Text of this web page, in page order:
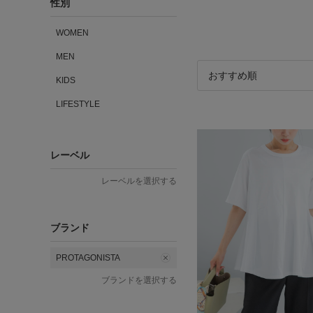
性別
WOMEN
MEN
KIDS
LIFESTYLE
レーベル
レーベルを選択する
ブランド
PROTAGONISTA
ブランドを選択する